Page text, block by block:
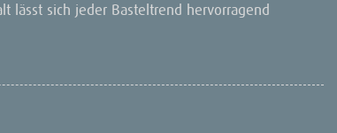
lässt sich jeder Basteltrend hervorragend